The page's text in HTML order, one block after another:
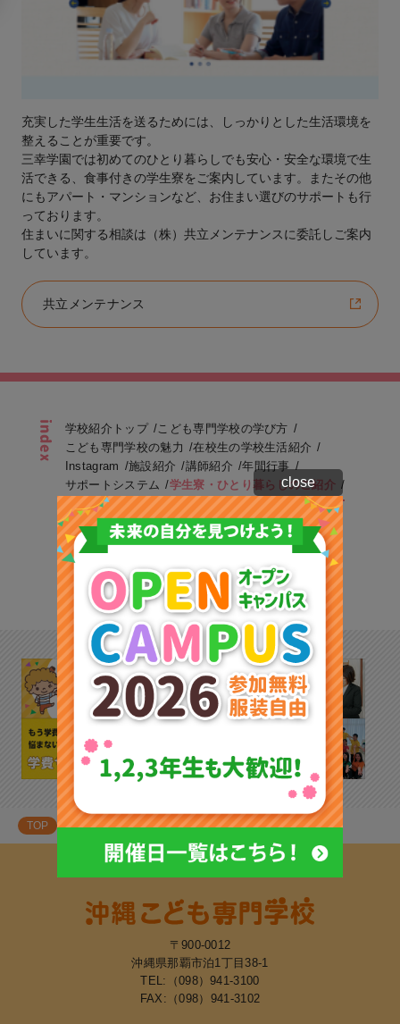
充実した学生生活を送るためには、しっかりとした生活環境を
整えることが重要です。
三幸学園では初めてのひとり暮らしでも安心・安全な環境で生
活できる、食事付きの学生寮をご案内しています。またその他
にもアパート・マンションなど、お住まい選びのサポートも行
っております。
住まいに関する相談は（株）共立メンテナンスに委託しご案内
しています。
共立メンテナンス
学校紹介トップ
こども専門学校の学び方
こども専門学校の魅力
在校生の学校生活紹介
Instagram
施設紹介 講師紹介
年間行事
サポートシステム
学生寮・ひとり暮らしのご紹介
高校1・2年生のみなさんへ
通信制高校生のみなさんへ
大学・短大と専門学校を迷っているみなさんへ
再進学をお考えの皆様へ
在校生の声 学校長より
TOP 学校紹介 学生寮・ひとり暮らしのご紹介
〒900-0012
沖縄県那覇市泊1丁目38-1
TEL:
（098）941-3100
FAX:（098）941-3102
close